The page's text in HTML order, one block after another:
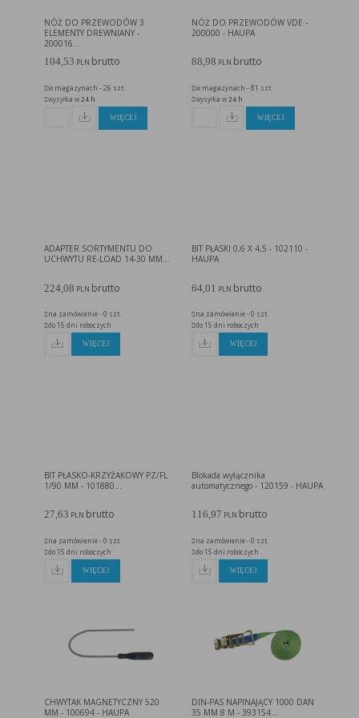
Szczegółowe informacje o możliwości i sposobach obsługi plików „cookies” dostępne są w
ustawieniach oprogramowania (przeglądarki internetowej).
Ograniczenie stosowania plików „cookies”, może wpłynąć na niektóre funkcjonalności dostępne
NÓŻ DO PRZEWODÓW 3
ELEMENTY DREWNIANY -
200016...
104,53 PLN brutto
w magazynach - 26 szt.
wysyłka w 24 h
WIĘCEJ
NÓŻ DO PRZEWODÓW VDE -
200000 - HAUPA
88,98 PLN brutto
w magazynach - 81 szt.
wysyłka w 24 h
WIĘCEJ
ADAPTER SORTYMENTU DO
UCHWYTU RE-LOAD 14-30 MM...
224,08 PLN brutto
na zamówienie - 0 szt.
do 15 dni roboczych
WIĘCEJ
BIT PŁASKI 0,6 X 4,5 - 102110 -
HAUPA
64,01 PLN brutto
na zamówienie - 0 szt.
do 15 dni roboczych
WIĘCEJ
BIT PŁASKO-KRZYŻAKOWY PZ/FL
1/90 MM - 101880...
27,63 PLN brutto
na zamówienie - 0 szt.
do 15 dni roboczych
WIĘCEJ
Blokada wyłącznika
automatycznego - 120159 - HAUPA
116,97 PLN brutto
na zamówienie - 0 szt.
do 15 dni roboczych
WIĘCEJ
CHWYTAK MAGNETYCZNY 520
MM - 100694 - HAUPA
DIN-PAS NAPINAJĄCY 1000 DAN
35 MM 8 M - 393154...